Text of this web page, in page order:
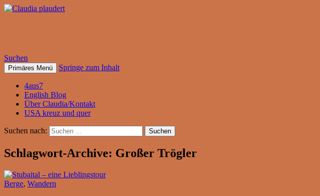
Suchen
Primäres Menü Springe zum Inhalt
4aus7
English Blog
Über Claudia/Kontakt
USA kreuz und quer
Suchen nach:
Schlagwort-Archive: Großer Trögler
Berge, Wandern